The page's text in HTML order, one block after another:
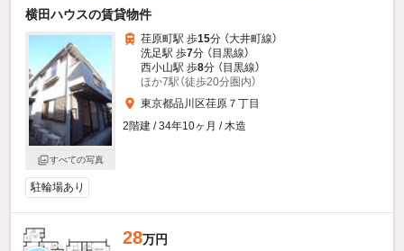
横田ハウスの賃貸物件
すべての写真
荏原町駅 歩15分 （大井町線）
洗足駅 歩7分 （目黒線）
西小山駅 歩8分 （目黒線）
ほか7駅（徒歩20分圏内）
東京都品川区荏原７丁目
2階建 / 34年10ヶ月 / 木造
駐輪場あり
28万円